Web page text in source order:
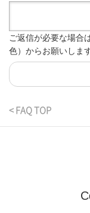
ご返信が必要な場合
色）からお願いしま
< FAQ TOP